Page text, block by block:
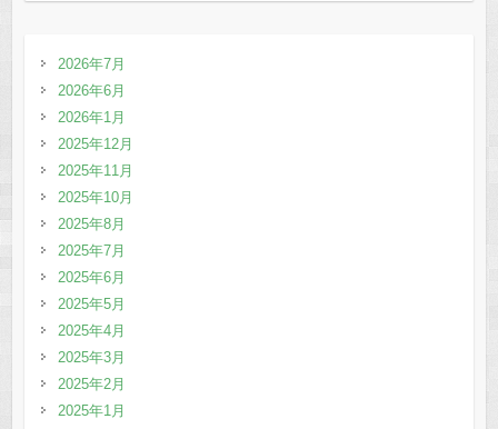
2026年7月
2026年6月
2026年1月
2025年12月
2025年11月
2025年10月
2025年8月
2025年7月
2025年6月
2025年5月
2025年4月
2025年3月
2025年2月
2025年1月